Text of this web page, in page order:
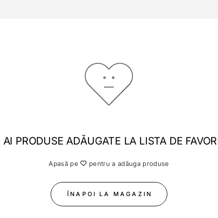
PRODUSE ADĂUGATE LA LISTA DE
Apasă pe pentru a adăuga produse
ÎNAPOI LA MAGAZIN